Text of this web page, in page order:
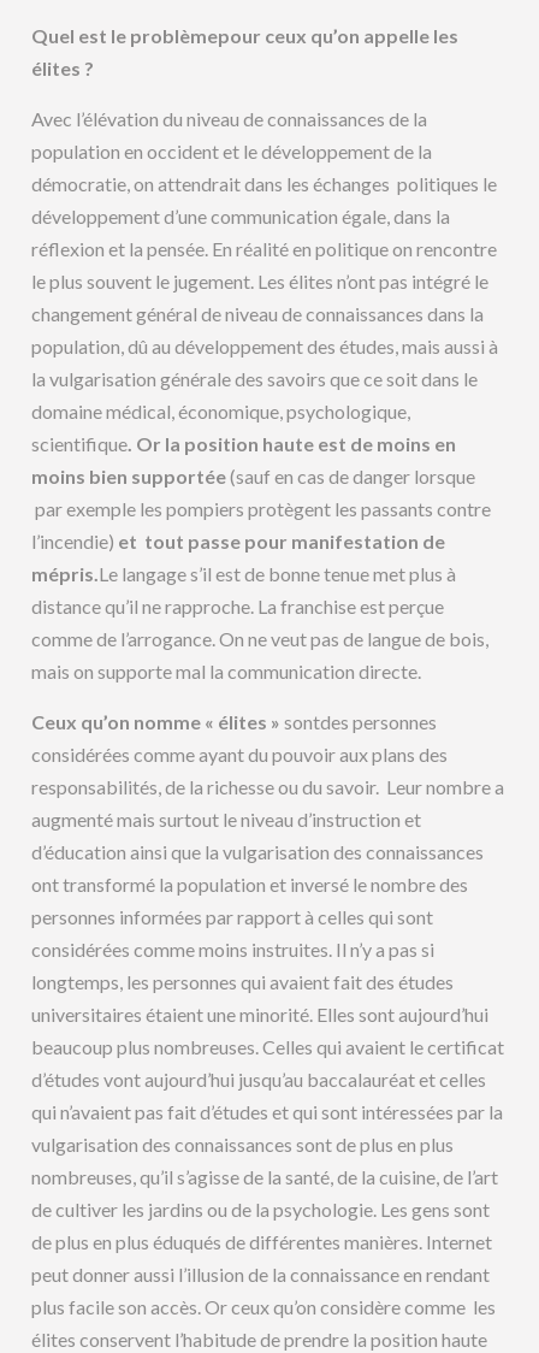
Quel est le problèmepour ceux qu’on appelle les
élites ?
Avec l’élévation du niveau de connaissances de la
population en occident et le développement de la
démocratie, on attendrait dans les échanges politiques le
développement d’une communication égale, dans la
réflexion et la pensée. En réalité en politique on rencontre
le plus souvent le jugement. Les élites n’ont pas intégré le
changement général de niveau de connaissances dans la
population, dû au développement des études, mais aussi à
la vulgarisation générale des savoirs que ce soit dans le
domaine médical, économique, psychologique,
scientifique. Or la position haute est de moins en
moins bien supportée(sauf en cas de danger lorsque
par exemple les pompiers protègent les passants contre
l’incendie) et tout passe pour manifestation de
mépris.Le langage s’il est de bonne tenue met plus à
distance qu’il ne rapproche. La franchise est perçue
comme de l’arrogance. On ne veut pas de langue de bois,
mais on supporte mal la communication directe.
Ceux qu’on nomme « élites »sontdes personnes
considérées comme ayant du pouvoir aux plans des
responsabilités, de la richesse ou du savoir. Leur nombre a
augmenté mais surtout le niveau d’instruction et
d’éducation ainsi que la vulgarisation des connaissances
ont transformé la population et inversé le nombre des
personnes informées par rapport à celles qui sont
considérées comme moins instruites. Il n’y a pas si
longtemps, les personnes qui avaient fait des études
universitaires étaient une minorité. Elles sont aujourd’hui
beaucoup plus nombreuses. Celles qui avaient le certificat
d’études vont aujourd’hui jusqu’au baccalauréat et celles
qui n’avaient pas fait d’études et qui sont intéressées par la
vulgarisation des connaissances sont de plus en plus
nombreuses, qu’il s’agisse de la santé, de la cuisine, de l’art
de cultiver les jardins ou de la psychologie. Les gens sont
de plus en plus éduqués de différentes manières. Internet
peut donner aussi l’illusion de la connaissance en rendant
plus facile son accès. Or ceux qu’on considère comme les
élites conservent l’habitude de prendre la position haute